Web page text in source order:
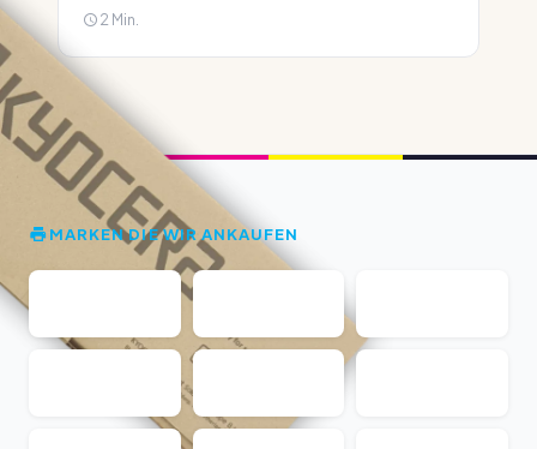
2 Min.
MARKEN DIE WIR ANKAUFEN